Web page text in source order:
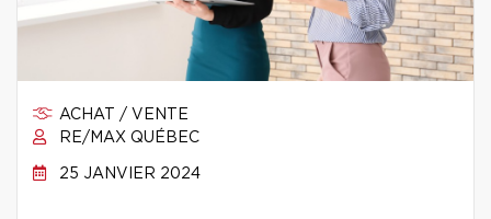
ACHAT / VENTE
RE/MAX QUÉBEC
25 JANVIER 2024